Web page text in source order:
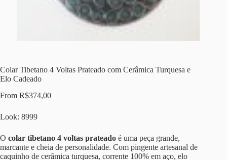
Colar Tibetano 4 Voltas Prateado com Cerâmica Turquesa e
Elo Cadeado
From R$374,00
Look: 8999
O colar tibetano 4 voltas prateado é uma peça grande,
marcante e cheia de personalidade. Com pingente artesanal de
caquinho de cerâmica turquesa, corrente 100% em aço, elo